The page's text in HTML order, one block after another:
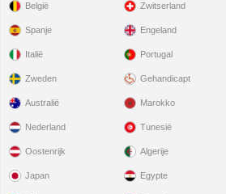
België
Spanje
Italië
Zweden
Zwitserland
Engeland
Portugal
Gehandicapt
Australië
Nederland
Oostenrijk
Japan
Marokko
Tunesië
Algerije
Egypte